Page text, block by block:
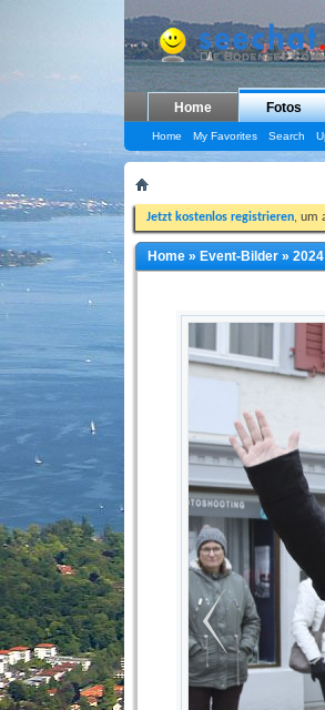
Home Fotos
Home My Favorites Search
Jetzt kostenlos registrieren, um
Home » Event-Bilder » 2024